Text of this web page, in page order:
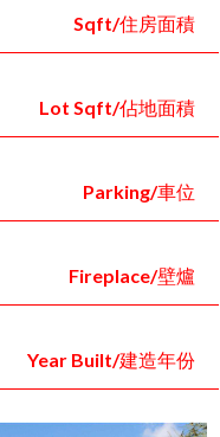
Sqft/住房面積
Lot Sqft/佔地面積
Parking/車位
Fireplace/壁爐
Year Built/建造年份